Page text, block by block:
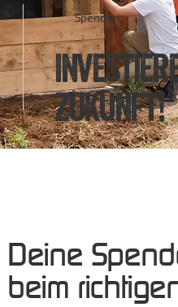
Spenden
zukunft!
Deine
beim